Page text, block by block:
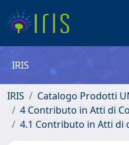
IRIS
IRIS
Catalogo Prodotti
4 Contributo in Atti di
4.1 Contributo in Atti di